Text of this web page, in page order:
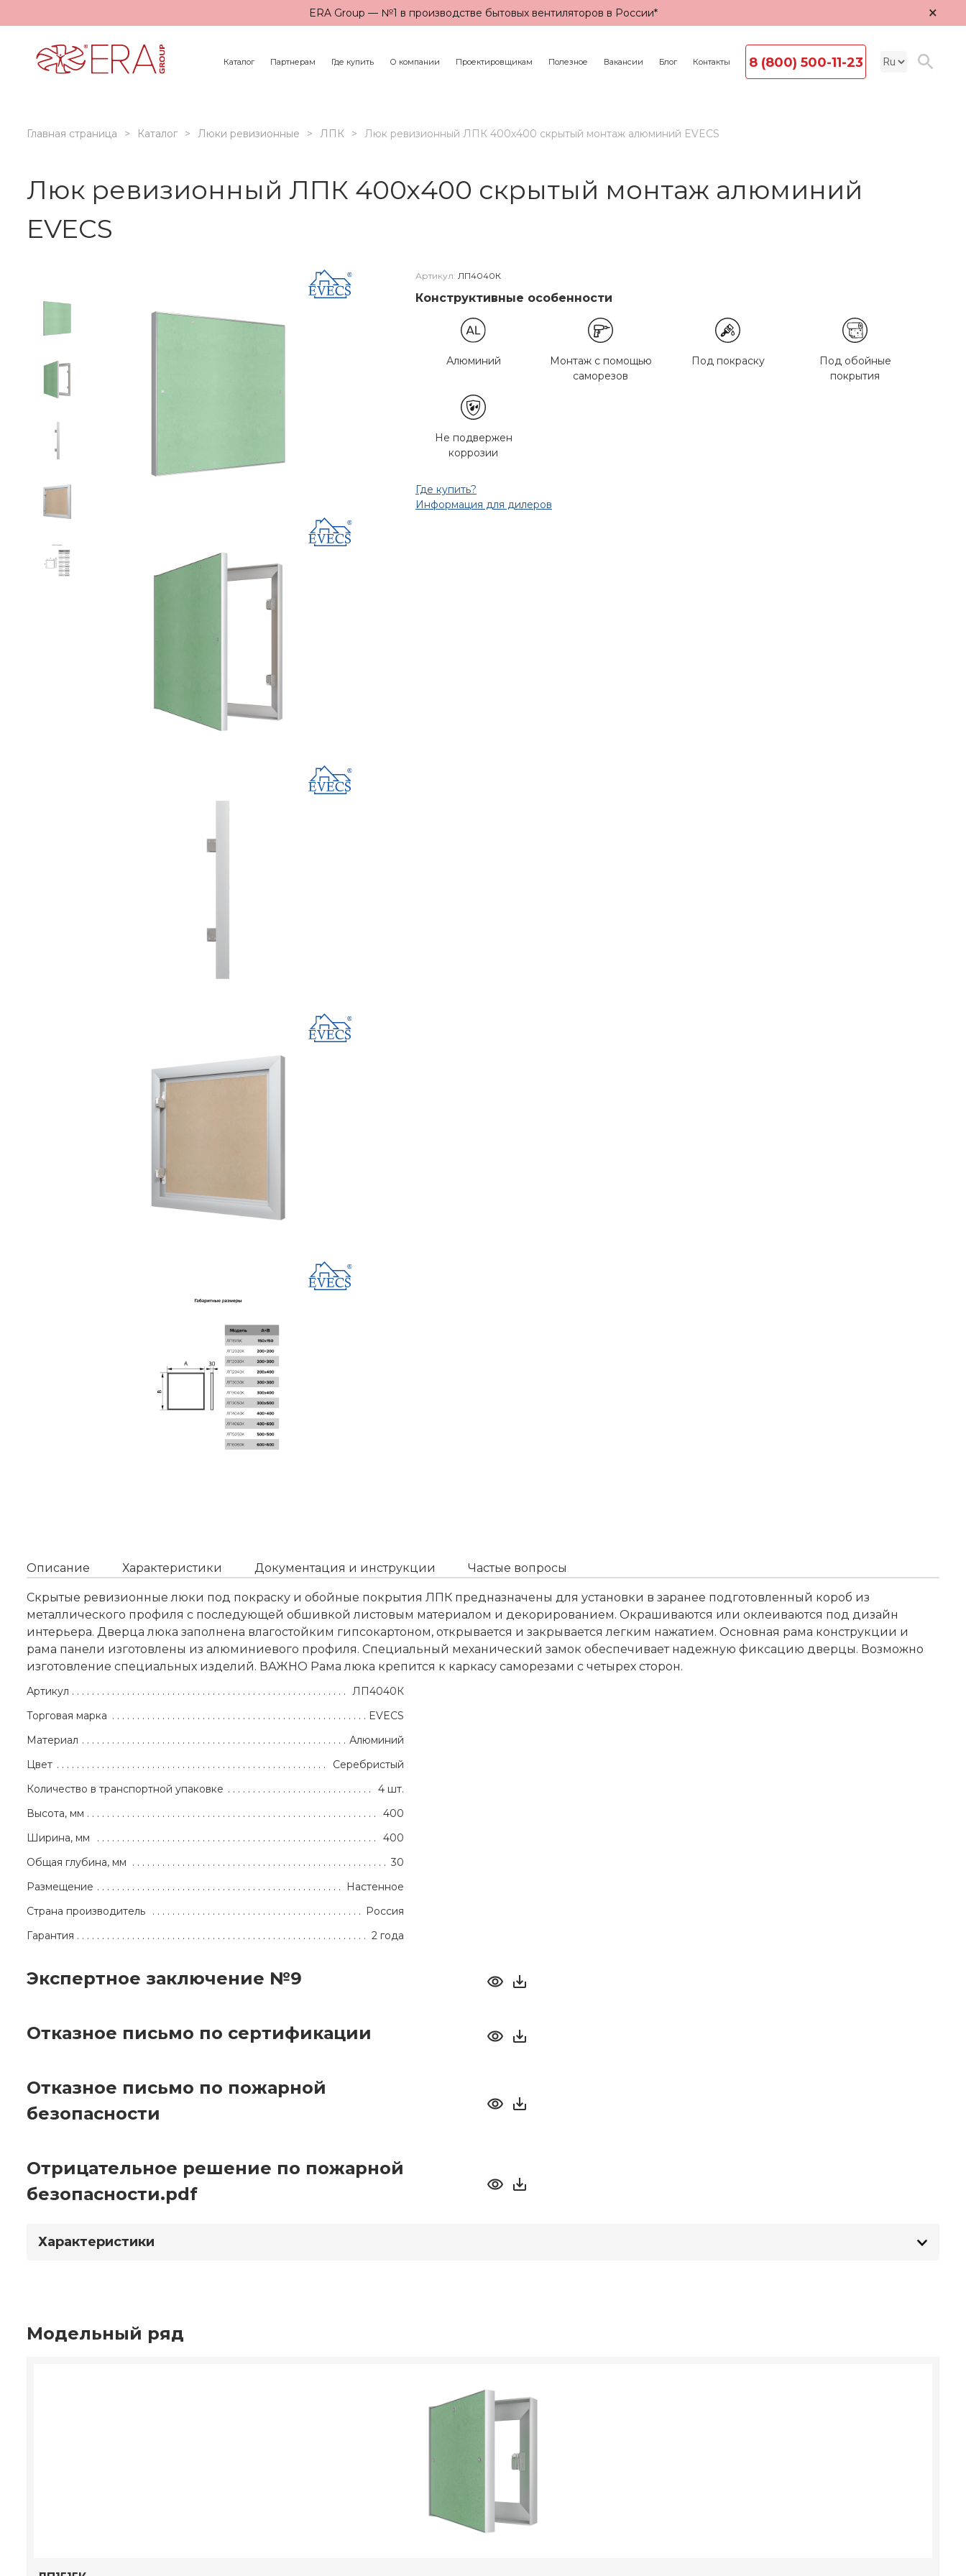
ERA Group — №1 в производстве бытовых вентиляторов в России* ×
Каталог Партнерам Где купить О компании Проектировщикам Полезное Вакансии Блог Контакты 8 (800) 500-11-23
Главная страница Каталог Люки ревизионные ЛПК Люк ревизионный ЛПК 400х400 скрытый монтаж алюминий EVECS
Люк ревизионный ЛПК 400х400 скрытый монтаж алюминий
EVECS
Артикул: ЛП4040К
Конструктивные особенности
Алюминий
Монтаж с помощью
саморезов
Под покраску
Под обойные
покрытия
Не подвержен
коррозии
Где купить?
Информация для дилеров
Описание Характеристики Документация и инструкции Частые вопросы
Скрытые ревизионные люки под покраску и обойные покрытия ЛПК предназначены для установки в заранее подготовленный короб из
металлического профиля с последующей обшивкой листовым материалом и декорированием. Окрашиваются или оклеиваются под дизайн
интерьера. Дверца люка заполнена влагостойким гипсокартоном, открывается и закрывается легким нажатием. Основная рама конструкции и
рама панели изготовлены из алюминиевого профиля. Специальный механический замок обеспечивает надежную фиксацию дверцы. Возможно
изготовление специальных изделий. ВАЖНО Рама люка крепится к каркасу саморезами с четырех сторон.
Артикул
ЛП4040К
Торговая марка
EVECS
Материал
Алюминий
Цвет
Серебристый
Количество в транспортной упаковке
4 шт.
Высота, мм
400
Ширина, мм
400
Общая глубина, мм
30
Размещение
Настенное
Страна производитель
Россия
Гарантия
2 года
Экспертное заключение №9
Отказное письмо по сертификации
Отказное письмо по пожарной
безопасности
Отрицательное решение по пожарной
безопасности.pdf
Характеристики
Модельный ряд